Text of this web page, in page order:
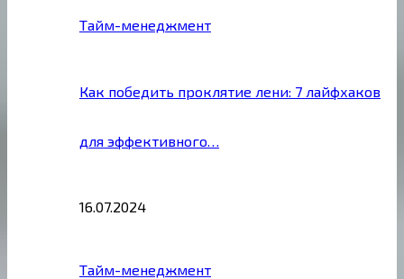
Тайм-менеджмент
Как победить проклятие лени: 7 лайфхаков
для эффективного…
16.07.2024
Тайм-менеджмент